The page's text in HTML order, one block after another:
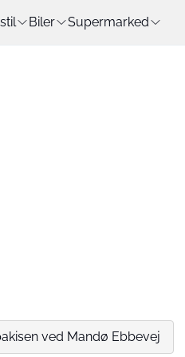
Biler Supermarked
ved Mandø Ebbevej